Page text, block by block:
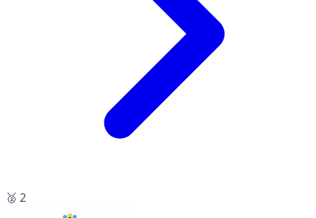
🥈 2